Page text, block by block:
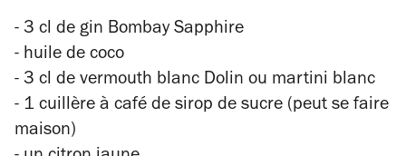
- 3 cl de gin Bombay Sapphire
- huile de coco
- 3 cl de vermouth blanc Dolin ou martini blanc
- 1 cuillère à café de sirop de sucre (peut se faire
maison)